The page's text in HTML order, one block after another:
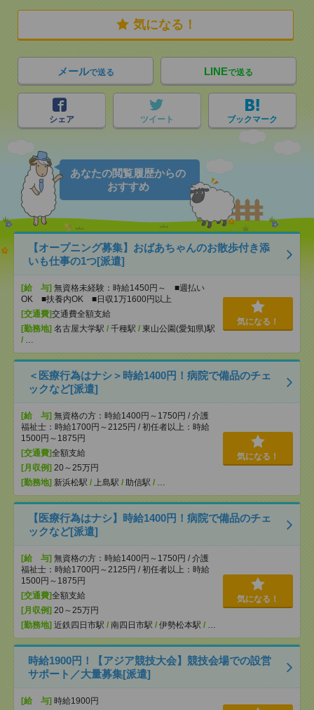
気になる！
メールで送る LINEで送る
シェア ツイート ブックマーク
あなたの閲覧履歴からの
おすすめ
【オープニング募集】おばあちゃんのお散歩付き添
いも仕事の1つ[派遣]
[給 与] 無資格未経験：時給1450円～ ■週払い
OK ■扶養内OK ■日収1万1600円以上
[交通費]交通費全額支給
[勤務地] 名古屋大学駅 / 千種駅 / 東山公園(愛知県)駅
/ …
気になる！
＜医療行為はナシ＞時給1400円！病院で備品のチェ
ックなど[派遣]
[給 与] 無資格の方：時給1400円～1750円 / 介護
福祉士：時給1700円～2125円 / 初任者以上：時給
1500円～1875円
[交通費]全額支給
[月収例] 20～25万円
[勤務地] 新浜松駅 / 上島駅 / 助信駅 / …
気になる！
【医療行為はナシ】時給1400円！病院で備品のチェ
ックなど[派遣]
[給 与] 無資格の方：時給1400円～1750円 / 介護
福祉士：時給1700円～2125円 / 初任者以上：時給
1500円～1875円
[交通費]全額支給
[月収例] 20～25万円
[勤務地] 近鉄四日市駅 / 南四日市駅 / 伊勢松本駅 / …
気になる！
時給1900円！【アジア競技大会】競技会場での設営
サポート／大量募集[派遣]
[給 与] 時給1900円